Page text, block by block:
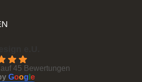
Duschfalttüren
45 Bewertungen
Goog e